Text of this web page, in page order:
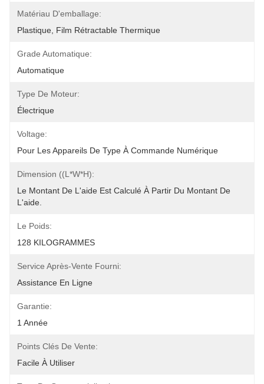
Matériau D'emballage:
Plastique, Film Rétractable Thermique
Grade Automatique:
Automatique
Type De Moteur:
Électrique
Voltage:
Pour Les Appareils De Type À Commande Numérique
Dimension ((L*W*H):
Le Montant De L'aide Est Calculé À Partir Du Montant De
L'aide.
Le Poids:
128 KILOGRAMMES
Service Après-Vente Fourni:
Assistance En Ligne
Garantie:
1 Année
Points Clés De Vente:
Facile À Utiliser